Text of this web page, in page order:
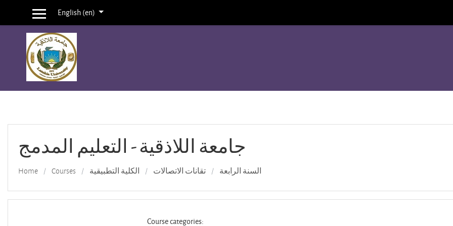
Skip to main content
Side panelEnglish ‎(en)‎
جامعة اللاذقية - التعليم المدمج
Home Courses الكلية التطبيقية تقانات الاتصالات السنة الرابعة
Course categories: